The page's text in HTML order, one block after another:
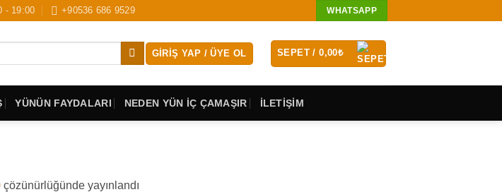
- 19:00 +90536 686 9529 WHATSAPP
GIRIŞ YAP / ÜYE OL SEPET /0,00₺
YÜNÜN FAYDALARI NEDEN YÜN İÇ ÇAMAŞIR İLETİŞİM
çözünürlüğünde yayınlandı